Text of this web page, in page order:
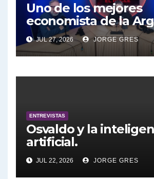
Uno de los mejores
economista de la
engalana a el Bucle; Gustavo
Marangoni en vivo
27/7/2026 a las
JUL 27, 2026 JORGE GRES
ENTREVISTAS
Osvaldo y la
artificial.
JUL 22, 2026 JORGE GRES